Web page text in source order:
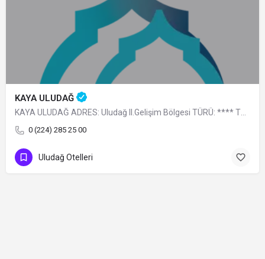
KAYA ULUDAĞ
KAYA ULUDAĞ ADRES: Uludağ II.Gelişim Bölgesi TÜRÜ: **** TELEFON: 0 (224) 285 25…
0 (224) 285 25 00
Uludağ Otelleri